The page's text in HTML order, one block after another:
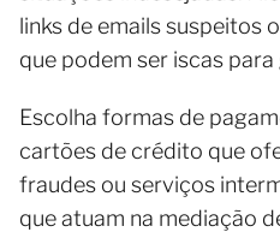
links de emails suspeitos
que podem ser iscas para
Escolha formas de
cartões de crédito que
fraudes ou serviços
que atuam na mediação